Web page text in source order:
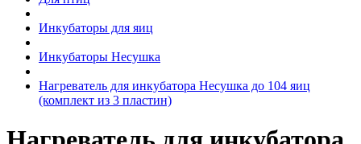
Инкубаторы для яиц
Инкубаторы Несушка
Нагреватель для инкубатора Несушка до 104 яиц
(комплект из 3 пластин)